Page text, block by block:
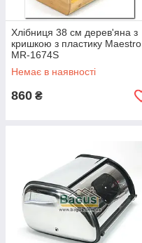
Хлібниця 38 см дерев'яна з
кришкою з пластику Maestro
MR-1674S
Немає в наявності
860 ₴